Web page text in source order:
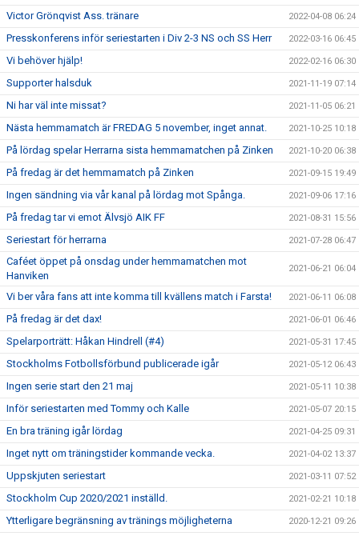
Victor Grönqvist Ass. tränare 2022-04-08 06:24
Presskonferens inför seriestarten i Div 2-3 NS och SS Herr 2022-03-16 06:45
Vi behöver hjälp! 2022-02-16 06:30
Supporter halsduk 2021-11-19 07:14
Ni har väl inte missat? 2021-11-05 06:21
Nästa hemmamatch är FREDAG 5 november, inget annat. 2021-10-25 10:18
På lördag spelar Herrarna sista hemmamatchen på Zinken 2021-10-20 06:38
På fredag är det hemmamatch på Zinken 2021-09-15 19:49
Ingen sändning via vår kanal på lördag mot Spånga. 2021-09-06 17:16
På fredag tar vi emot Älvsjö AIK FF 2021-08-31 15:56
Seriestart för herrarna 2021-07-28 06:47
Caféet öppet på onsdag under hemmamatchen mot
Hanviken
2021-06-21 06:04
Vi ber våra fans att inte komma till kvällens match i Farsta! 2021-06-11 06:08
På fredag är det dax! 2021-06-01 06:46
Spelarporträtt: Håkan Hindrell (#4) 2021-05-31 17:45
Stockholms Fotbollsförbund publicerade igår 2021-05-12 06:43
Ingen serie start den 21 maj 2021-05-11 10:38
Inför seriestarten med Tommy och Kalle 2021-05-07 20:15
En bra träning igår lördag 2021-04-25 09:31
Inget nytt om träningstider kommande vecka. 2021-04-02 13:37
Uppskjuten seriestart 2021-03-11 07:52
Stockholm Cup 2020/2021 inställd. 2021-02-21 10:18
Ytterligare begränsning av tränings möjligheterna 2020-12-21 09:26